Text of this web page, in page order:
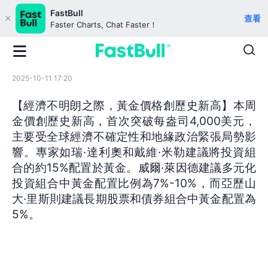
FastBull
Faster Charts, Chat Faster！
查看
2025-10-11 17:20
【經濟不明朗之際，黃金價格創歷史新高】本周
金價創歷史新高，首次突破每盎司4,000美元，
主要受全球經濟不確定性和地緣政治緊張局勢影
響。專家如瑞·達利奧和戴維·米勒建議將投資組
合的約15%配置於黃金。威爾·萊因德建議多元化
投資組合中黃金配置比例為7%-10%，而亞歷山
大·里斯則建議長期股票和債券組合中黃金配置為
5%。